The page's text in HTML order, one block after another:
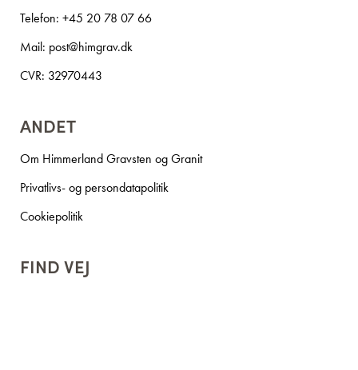
Telefon: +45 20 78 07 66
Mail: post@himgrav.dk
CVR: 32970443
ANDET
Om Himmerland Gravsten og Granit
Privatlivs- og persondatapolitik
Cookiepolitik
FIND VEJ